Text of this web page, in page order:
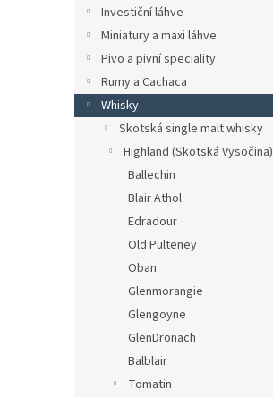
Investiční láhve
Miniatury a maxi láhve
Pivo a pivní speciality
Rumy a Cachaca
Whisky
Skotská single malt whisky
Highland (Skotská Vysočina)
Ballechin
Blair Athol
Edradour
Old Pulteney
Oban
Glenmorangie
Glengoyne
GlenDronach
Balblair
Tomatin